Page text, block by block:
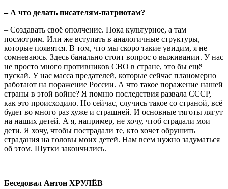
– А что делать писателям-патриотам?
– Создавать своё ополчение. Пока культурное, а там
посмотрим. Или же вступать в аналогичные структуры,
которые появятся. В том, что мы скоро такие увидим, я не
сомневаюсь. Здесь банально стоит вопрос о выживании. У нас
не просто много противников СВО в стране, это бы ещё
пускай. У нас масса предателей, которые сейчас планомерно
работают на поражение России. А что такое поражение нашей
страны в этой войне? Я помню последствия развала СССР,
как это происходило. Но сейчас, случись такое со страной, всё
будет во много раз хуже и страшней. И основные тяготы лягут
на наших детей. А я, например, не хочу, чтоб страдали мои
дети. Я хочу, чтобы пострадали те, кто хочет обрушить
страдания на головы моих детей. Нам всем нужно задуматься
об этом. Шутки закончились.
Беседовал Антон ХРУЛЁВ